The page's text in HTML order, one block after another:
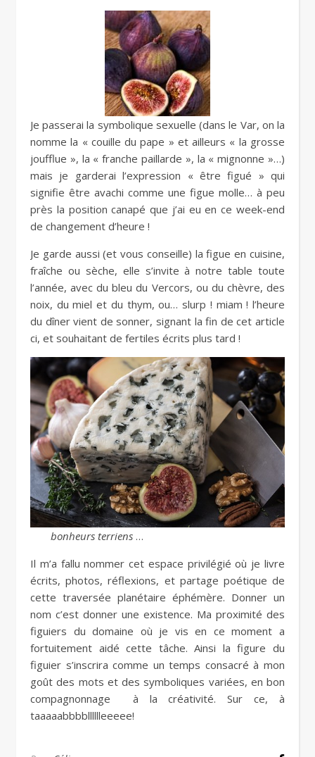
Je passerai la symbolique sexuelle (dans le Var, on la
nomme la « couille du pape » et ailleurs « la grosse
joufflue », la « franche paillarde », la « mignonne »…)
mais je garderai l’expression « être figué » qui
signifie être avachi comme une figue molle… à peu
près la position canapé que j’ai eu en ce week-end
de changement d’heure !
Je garde aussi (et vous conseille) la figue en cuisine,
fraîche ou sèche, elle s’invite à notre table toute
l’année, avec du bleu du Vercors, ou du chèvre, des
noix, du miel et du thym, ou… slurp ! miam ! l’heure
du dîner vient de sonner, signant la fin de cet article
ci, et souhaitant de fertiles écrits plus tard !
bonheurs terriens…
Il m’a fallu nommer cet espace privilégié où je livre
écrits, photos, réflexions, et partage poétique de
cette traversée planétaire éphémère. Donner un
nom c’est donner une existence. Ma proximité des
figuiers du domaine où je vis en ce moment a
fortuitement aidé cette tâche. Ainsi la figure du
figuier s’inscrira comme un temps consacré à mon
goût des mots et des symboliques variées, en bon
compagnonnage à la créativité. Sur ce, à
taaaaabbbblllllleeeee!